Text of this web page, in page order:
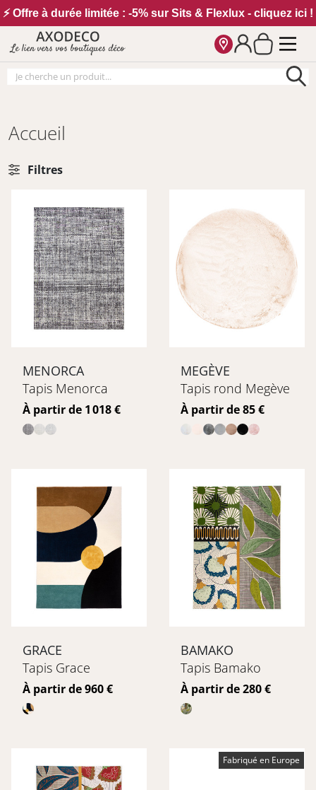
⚡ Offre à durée limitée : -5% sur Sits & Flexlux - cliquez ici !
Le lien vers vos boutiques déco
Accueil
Filtres
MENORCA
Tapis Menorca
Prix
À partir de 1 018 €
MEGÈVE
Tapis rond Megève
Prix
À partir de 85 €
GRACE
Tapis Grace
Prix
À partir de 960 €
BAMAKO
Tapis Bamako
Prix
À partir de 280 €
Fabriqué en Europe
Vos paramètres cookies